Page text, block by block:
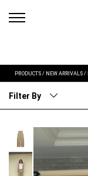
PRODUCTS/ NEW ARRIVALS/
Filter By